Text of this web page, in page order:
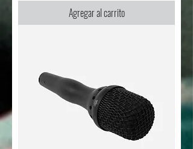
Agregar al carrito